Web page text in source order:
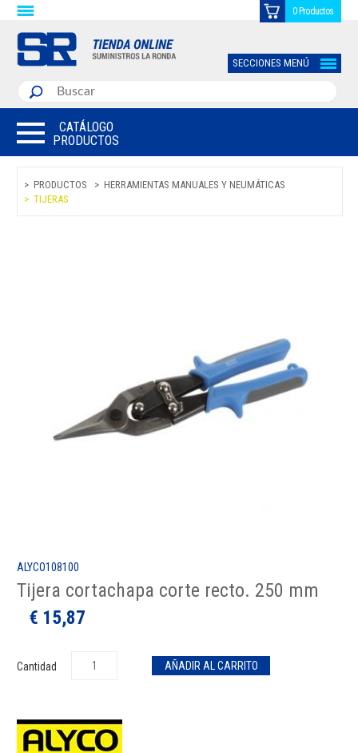
0 Productos
SECCIONES MENÚ
CATÁLOGO
PRODUCTOS
PRODUCTOS
HERRAMIENTAS MANUALES Y NEUMÁTICAS
TIJERAS
ALYCO108100
Tijera cortachapa corte recto. 250 mm
€ 15,87
Cantidad